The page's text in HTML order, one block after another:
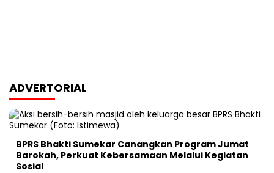
ADVERTORIAL
BPRS Bhakti Sumekar Canangkan Program Jumat
Barokah, Perkuat Kebersamaan Melalui Kegiatan
Sosial